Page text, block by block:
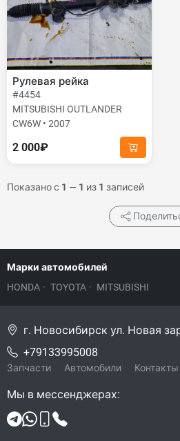
Рулевая рейка
#4454
MITSUBISHI OUTLANDER
CW6W • 2007
2 000₽
Показано с 1 — 1 из 1 записей
Марки автомобилей
HONDA · TOYOTA · MITSUBISHI
г. Новосибирск ул. Новая
+79133995008
Запчасти Автомобили Контакты
Мы в мессенджерах: